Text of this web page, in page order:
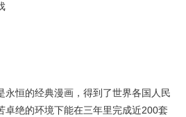
永恒的经典漫画，得到了世界各国人民
卓绝的环境下能在三年里完成近200套